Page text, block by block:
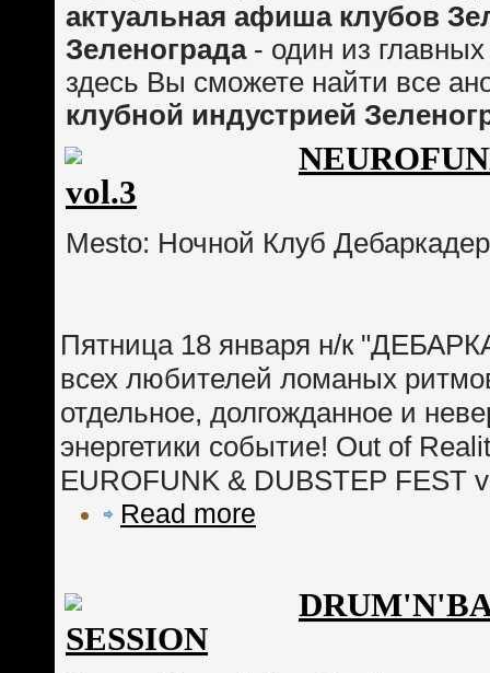
актуальная афиша клубов
Зеленограда- один из главных
здесь Вы сможете найти все
клубной индустрией
vol.3
Mesto: Ночной Клуб Дебаркадер
Пятница 18 января н/к
всех любителей ломаных
отдельное, долгожданное и
энергетики событие! Out of
EUROFUNK & DUBSTEP FEST
Read more
SESSION